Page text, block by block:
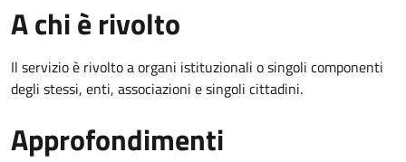
A chi è rivolto
Il servizio è rivolto a organi istituzionali o singoli componenti
degli stessi, enti, associazioni e singoli cittadini.
Approfondimenti